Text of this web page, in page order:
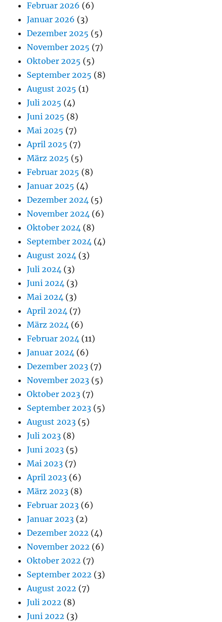
Februar 2026 (6)
Januar 2026 (3)
Dezember 2025 (5)
November 2025 (7)
Oktober 2025 (5)
September 2025 (8)
August 2025 (1)
Juli 2025 (4)
Juni 2025 (8)
Mai 2025 (7)
April 2025 (7)
März 2025 (5)
Februar 2025 (8)
Januar 2025 (4)
Dezember 2024 (5)
November 2024 (6)
Oktober 2024 (8)
September 2024 (4)
August 2024 (3)
Juli 2024 (3)
Juni 2024 (3)
Mai 2024 (3)
April 2024 (7)
März 2024 (6)
Februar 2024 (11)
Januar 2024 (6)
Dezember 2023 (7)
November 2023 (5)
Oktober 2023 (7)
September 2023 (5)
August 2023 (5)
Juli 2023 (8)
Juni 2023 (5)
Mai 2023 (7)
April 2023 (6)
März 2023 (8)
Februar 2023 (6)
Januar 2023 (2)
Dezember 2022 (4)
November 2022 (6)
Oktober 2022 (7)
September 2022 (3)
August 2022 (7)
Juli 2022 (8)
Juni 2022 (3)